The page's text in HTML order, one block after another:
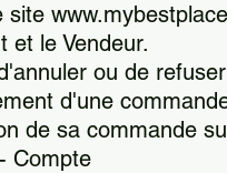
et le Vendeur.
ou de
d'une
de sa commande
Compte